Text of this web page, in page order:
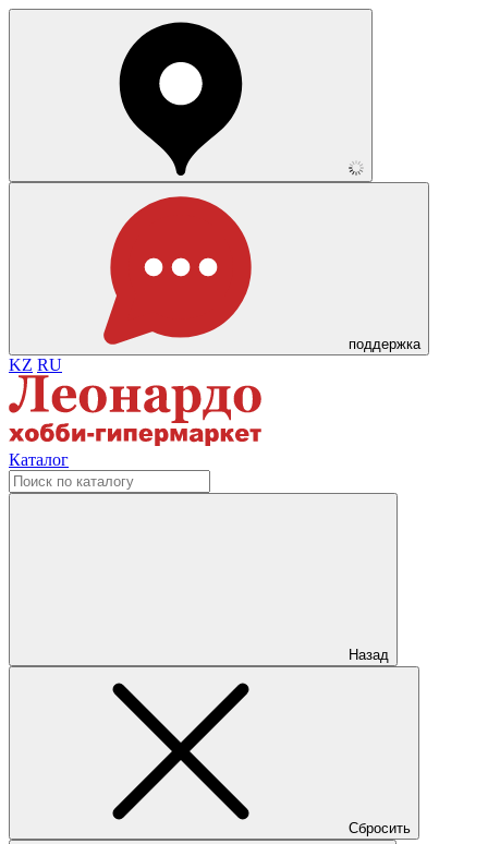
поддержка
KZ RU
Каталог
Назад
Сбросить